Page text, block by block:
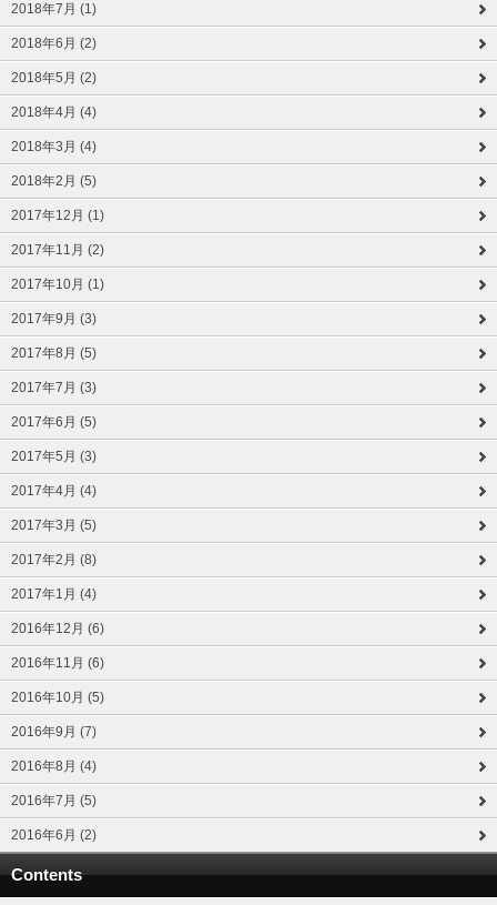
2018年7月 (1)
2018年6月 (2)
2018年5月 (2)
2018年4月 (4)
2018年3月 (4)
2018年2月 (5)
2017年12月 (1)
2017年11月 (2)
2017年10月 (1)
2017年9月 (3)
2017年8月 (5)
2017年7月 (3)
2017年6月 (5)
2017年5月 (3)
2017年4月 (4)
2017年3月 (5)
2017年2月 (8)
2017年1月 (4)
2016年12月 (6)
2016年11月 (6)
2016年10月 (5)
2016年9月 (7)
2016年8月 (4)
2016年7月 (5)
2016年6月 (2)
Contents